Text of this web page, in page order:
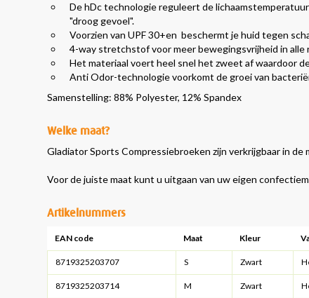
De hDc technologie reguleert de
"droog gevoel".
Voorzien van UPF 30+en beschermt je huid tegen
4-way stretchstof voor meer bewegingsvrijheid in alle
Het materiaal voert heel snel het zweet af waardoor
Anti Odor-technologie voorkomt de groei van
Samenstelling: 88% Polyester, 12% Spandex
Welke maat?
Gladiator Sports Compressiebroeken zijn verkrijgbaar in de
Voor de juiste maat kunt u uitgaan van uw eigen
Artikelnummers
EAN code Maat Kleur
8719325203707 S Zwart
8719325203714 M Zwart